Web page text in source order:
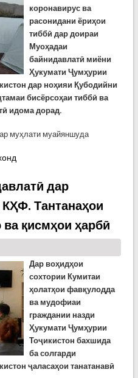
коронавирус ва
расонидани ёриҳои
тиббӣ дар доираи
Муоҳадаи
байнидавлатӣ миёни
Ҳукумати Ҷумҳурии
дар ноҳияи Қубодийни
бисёрсоҳаи тиббӣ ва
идома дорад.
муҳлати муайяншуда
хайманишинон барои
дар
Тантанаҳои
ва қисмҳои ҳарбӣ
Дар воҳидҳои
сохтории Кумитаи
ҳолатҳои фавқулодда
ва мудофиаи
граждании назди
Ҳукумати Ҷумҳурии
Тоҷикистон бахшида
ба солгарди
ҷаласаҳои танатанавӣ